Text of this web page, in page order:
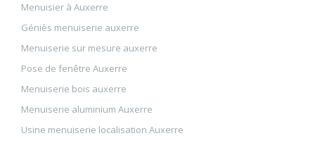
Menuisier à Auxerre
Géniès menuiserie auxerre
Menuiserie sur mesure auxerre
Pose de fenêtre Auxerre
Menuiserie bois auxerre
Menuiserie aluminium Auxerre
Usine menuiserie localisation Auxerre